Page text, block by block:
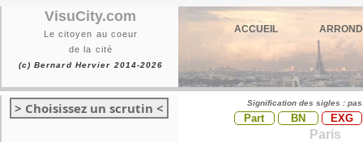
VisuCity.com
Le citoyen au coeur
de la cité
(c) Bernard Hervier 2014-2026
ACCUEIL
> Choisissez un scrutin < Signification des sigles :
Part BN EXG
Paris